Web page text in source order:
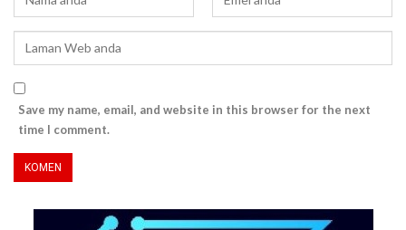
Save my name, email, and website in this browser for the next
time I comment.